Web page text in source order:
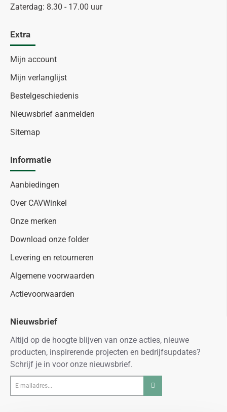
Zaterdag: 8.30 - 17.00 uur
Extra
Mijn account
Mijn verlanglijst
Bestelgeschiedenis
Nieuwsbrief aanmelden
Sitemap
Informatie
Aanbiedingen
Over CAVWinkel
Onze merken
Download onze folder
Levering en retourneren
Algemene voorwaarden
Actievoorwaarden
Nieuwsbrief
Altijd op de hoogte blijven van onze acties, nieuwe
producten, inspirerende projecten en bedrijfsupdates?
Schrijf je in voor onze nieuwsbrief.
mailadres...